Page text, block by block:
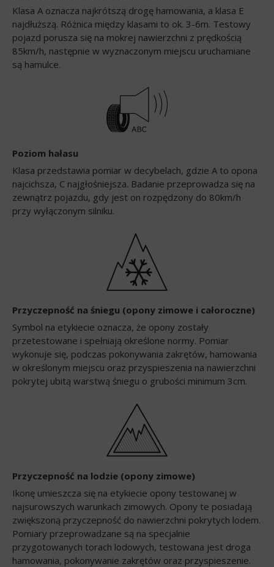
Klasa A oznacza najkrótszą drogę hamowania, a klasa E
najdłuższą. Różnica między klasami to ok. 3-6m. Testowy
pojazd porusza się na mokrej nawierzchni z prędkością
85km/h, następnie w wyznaczonym miejscu uruchamiane
są hamulce.
Poziom hałasu
Klasa przedstawia pomiar w decybelach, gdzie A to opona
najcichsza, C najgłośniejsza. Badanie przeprowadza się na
zewnątrz pojazdu, gdy jest on rozpędzony do 80km/h
przy wyłączonym silniku.
Przyczepność na śniegu (opony zimowe i całoroczne)
Symbol na etykiecie oznacza, że opony zostały
przetestowane i spełniają określone normy. Pomiar
wykonuje się, podczas pokonywania zakrętów, hamowania
w określonym miejscu oraz przyspieszenia na nawierzchni
pokrytej ubitą warstwą śniegu o grubości minimum 3cm.
Przyczepność na lodzie (opony zimowe)
Ikonę umieszcza się na etykiecie opony testowanej w
najsurowszych warunkach zimowych. Opony te posiadają
zwiększoną przyczepność do nawierzchni pokrytych lodem.
Pomiary przeprowadzane są na specjalnie
przygotowanych torach lodowych, testowana jest droga
hamowania, pokonywanie zakrętów oraz przyspieszenie.